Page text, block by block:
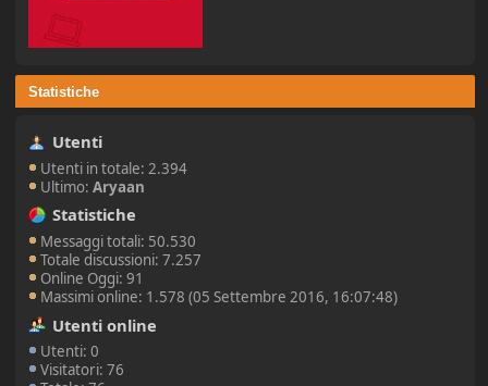
Statistiche
Utenti
Utenti in totale: 2.394
Ultimo:Aryaan
Statistiche
Messaggi totali: 50.530
Totale discussioni: 7.257
Online Oggi: 91
Massimi online: 1.578 (05 Settembre 2016, 16:07:48)
Utenti online
Utenti: 0
Visitatori: 76